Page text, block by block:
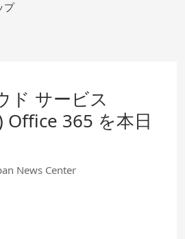
プ
ド サービス
Office 365 を本日
News Center